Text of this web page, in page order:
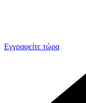
Εγγραφείτε τώρα